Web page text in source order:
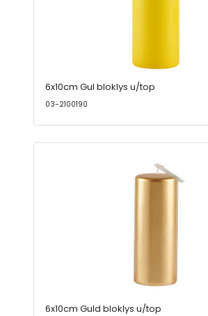
6x10cm Gul bloklys u/top
03-2100190
6x10cm Guld bloklys u/top